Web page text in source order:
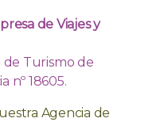
de Viajes y
de Turismo de
nº 18605.
Agencia de